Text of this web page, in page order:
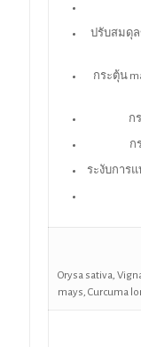
ปรับสมดุล
กระตุ้น
ก
ก
ระงับการแ
Orysa sativa,
mays, Curcuma